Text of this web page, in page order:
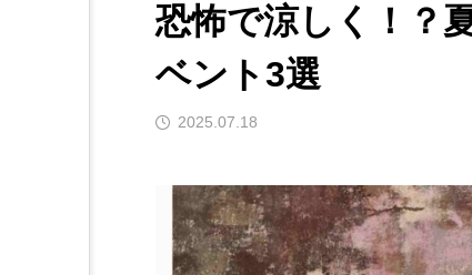
恐怖で涼しく！？
ベント3選
2025.07.18